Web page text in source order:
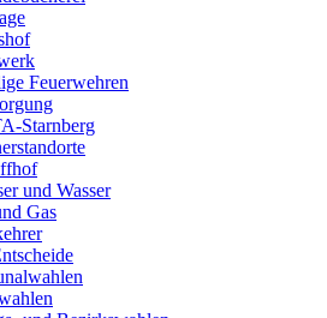
Feuerwehren
Starnberg
und Wasser
Gas